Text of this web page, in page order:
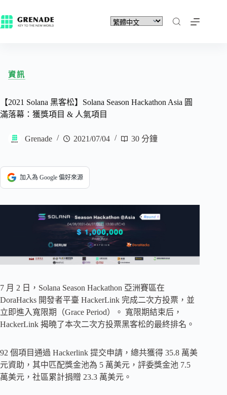
資訊
【2021 Solana 黑客松】Solana Season Hackathon Asia 圓
滿落幕：獲獎項目 & 人氣項目
Grenade 2021/07/04 30 分鐘
加入為 Google 偏好來源
7 月 2 日，Solana Season Hackathon 亞洲賽區在
DoraHacks 開發者平臺 HackerLink 完成二次方投票，並
立即進入寬限期（Grace Period）。 寬限期結束后，
HackerLink 揭曉了本次二次方投票黑客松的最終排名。
92 個項目通過 Hackerlink 提交申請，總共獲得 35.8 萬美
元資助，其中匹配獎金池為 5 萬美元，評委獎金池 7.5
萬美元，社區累計捐贈 23.3 萬美元。